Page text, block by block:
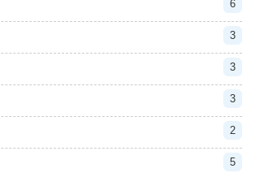
6
3
3
3
2
5